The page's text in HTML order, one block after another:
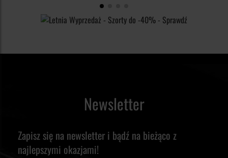
Newsletter
Zapisz się na newsletter i bądź na bieżąco z
najlepszymi okazjami!